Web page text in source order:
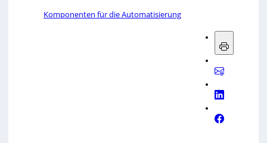
Komponenten für die Automatisierung